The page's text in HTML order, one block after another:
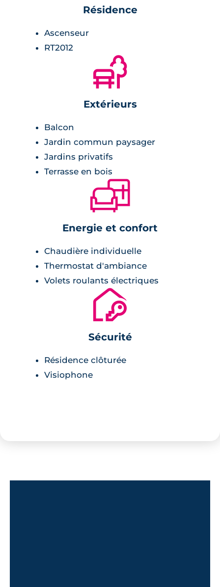
Résidence
Ascenseur
RT2012
🌲
Extérieurs
Balcon
Jardin commun paysager
Jardins privatifs
Terrasse en bois
🛋
Energie et confort
Chaudière individuelle
Thermostat d'ambiance
Volets roulants électriques
🔐
Sécurité
Résidence clôturée
Visiophone